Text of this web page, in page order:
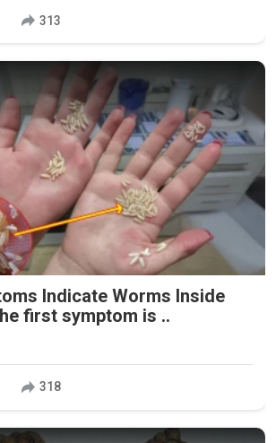
313
Indicate Worms Inside
first symptom is ..
318